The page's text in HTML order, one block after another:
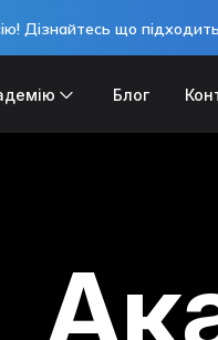
Дізнайтесь що
Блог